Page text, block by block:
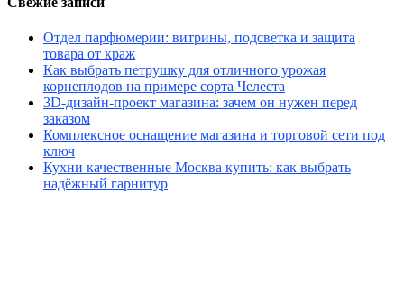
Отдел парфюмерии: витрины, подсветка и защита
товара от краж
Как выбрать петрушку для отличного урожая
корнеплодов на примере сорта Челеста
3D-дизайн-проект магазина: зачем он нужен перед
заказом
Комплексное оснащение магазина и торговой сети под
ключ
Кухни качественные Москва купить: как выбрать
надёжный гарнитур